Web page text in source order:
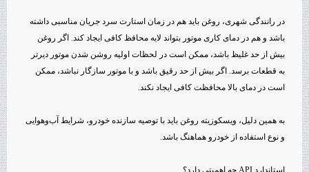
در رانندگی شهری، روغن باید هم در زمان استارت سرد جریان مناسبی داشته
باشد و هم در دمای کاری موتور بتواند لایه محافظ کافی ایجاد کند. اگر روغن
بیش از حد غلیظ باشد، ممکن است در لحظات اولیه روشن شدن موتور دیرتر
به قطعات برسد. اگر بیش از حد رقیق باشد و با موتور سازگار نباشد، ممکن
است در دمای بالا محافظت کافی ایجاد نکند.
به همین دلیل، ویسکوزیته روغن باید با توصیه سازنده خودرو، شرایط آب‌وهوایی
و نوع استفاده از خودرو هماهنگ باشد.
استاندارد API چه اهمیتی دارد؟